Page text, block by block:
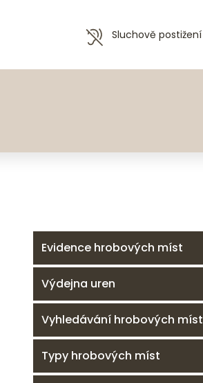
Sluchově postižení
Evidence hrobových míst
Výdejna uren
Vyhledávání hrobových míst
Typy hrobových míst